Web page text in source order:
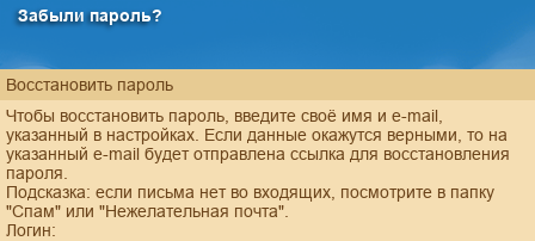
Забыли пароль?
Восстановить пароль
Чтобы восстановить пароль, введите своё имя и e-mail,
указанный в настройках. Если данные окажутся верными, то на
указанный e-mail будет отправлена ссылка для восстановления
пароля.
Подсказка: если письма нет во входящих, посмотрите в папку
"Спам" или "Нежелательная почта".
Логин: